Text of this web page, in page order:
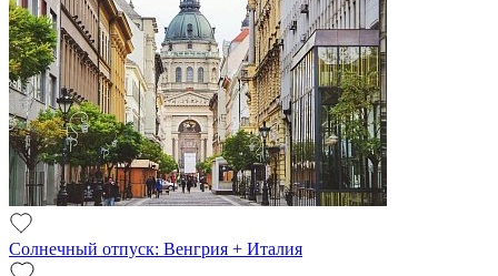
Солнечный отпуск: Венгрия + Италия